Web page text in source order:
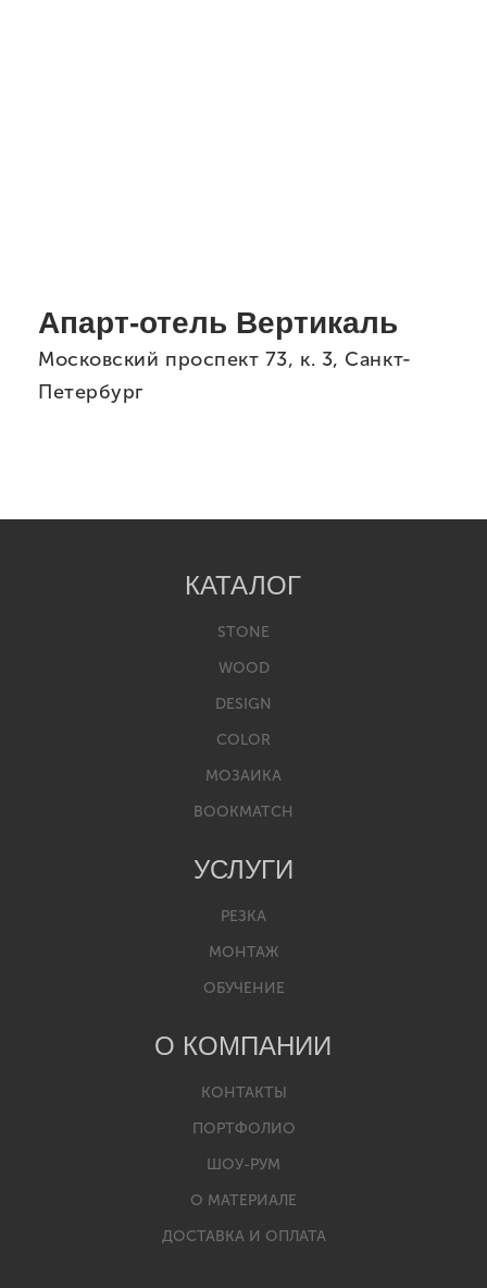
Апарт-отель Вертикаль
Московский проспект 73, к. 3, Санкт-
Петербург
КАТАЛОГ
STONE
WOOD
DESIGN
COLOR
МОЗАИКА
BOOKMATCH
УСЛУГИ
РЕЗКА
МОНТАЖ
ОБУЧЕНИЕ
О КОМПАНИИ
КОНТАКТЫ
ПОРТФОЛИО
ШОУ-РУМ
О МАТЕРИАЛЕ
ДОСТАВКА И ОПЛАТА